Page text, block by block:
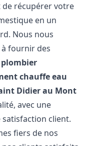
récupérer votre
en un
Nous nous
fournir des
plombier
chauffe eau
Didier au Mont
avec une
client.
fiers de nos